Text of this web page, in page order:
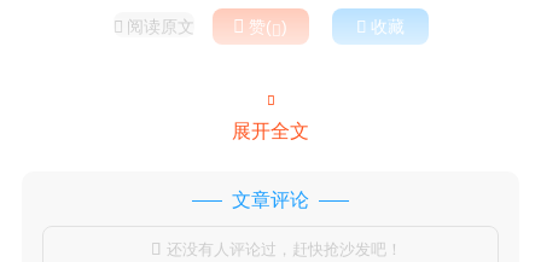
 阅读原文  赞()  收藏

展开全文
文章评论
 还没有人评论过，赶快抢沙发吧！